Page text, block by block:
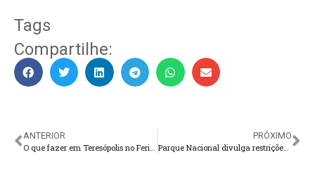
Tags
Compartilhe:
ANTERIOR
PRÓXIMO